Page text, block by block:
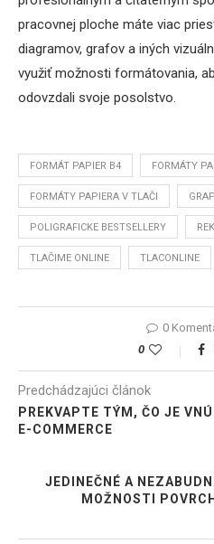
pracovnej ploche máte viac
diagramov, grafov a iných
využiť možnosti formátovania,
odovzdali svoje posolstvo.
FORMÁT PAPIER B4 FORMÁTY
FORMÁTY PAPIERA V TLAČI
POLIGRAFICKE BESTSELLERY
TLAČIME ONLINE TLACONLINE
0
0
Predchádzajúci článok
PREKVAPTE TÝM, ČO JE
E-COMMERCE
JEDINEČNÉ A
MOŽNOSTI